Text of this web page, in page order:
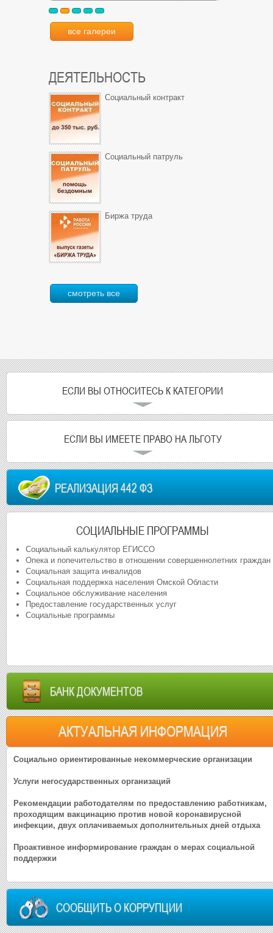
все галереи
ДЕЯТЕЛЬНОСТЬ
Социальный контракт
Социальный патруль
Биржа труда
смотреть все
ЕСЛИ ВЫ ОТНОСИТЕСЬ К КАТЕГОРИИ
ЕСЛИ ВЫ ИМЕЕТЕ ПРАВО НА ЛЬГОТУ
РЕАЛИЗАЦИЯ 442 ФЗ
СОЦИАЛЬНЫЕ ПРОГРАММЫ
Социальный калькулятор ЕГИССО
Опека и попечительство в отношении совершеннолетних граждан
Социальная защита инвалидов
Социальная поддержка населения Омской Области
Социальное обслуживание населения
Предоставление государственных услуг
Социальные программы
БАНК ДОКУМЕНТОВ
АКТУАЛЬНАЯ ИНФОРМАЦИЯ
Социально ориентированные некоммерческие организации
Услуги негосударственных организаций
Рекомендации работодателям по предоставлению работникам,
проходящим вакцинацию против новой коронавирусной
инфекции, двух оплачиваемых дополнительных дней отдыха
Проактивное информирование граждан о мерах социальной
поддержки
СООБЩИТЬ О КОРРУПЦИИ